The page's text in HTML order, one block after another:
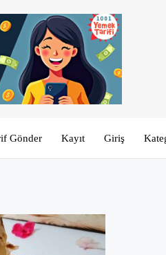
Gönder Kayıt Giriş